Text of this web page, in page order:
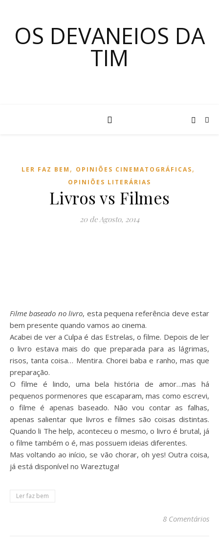
OS DEVANEIOS DA
TIM
LER FAZ BEM , OPINIÕES CINEMATOGRÁFICAS,
OPINIÕES LITERÁRIAS
Livros vs Filmes
20 de Agosto, 2014
Filme baseado no livro, esta pequena referência deve estar
bem presente quando vamos ao cinema.
Acabei de ver a Culpa é das Estrelas, o filme. Depois de ler
o livro estava mais do que preparada para as lágrimas,
risos, tanta coisa… Mentira. Chorei baba e ranho, mas que
preparação.
O filme é lindo, uma bela história de amor…mas há
pequenos pormenores que escaparam, mas como escrevi,
o filme é apenas baseado. Não vou contar as falhas,
apenas salientar que livros e filmes são coisas distintas.
Quando li The help, aconteceu o mesmo, o livro é brutal, já
o filme também o é, mas possuem ideias diferentes.
Mas voltando ao início, se vão chorar, oh yes! Outra coisa,
já está disponível no Wareztuga!
Ler faz bem
8 Comentários